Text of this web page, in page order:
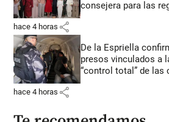
consejera para las
hace 4 horas share
De la Espriella
presos vinculados a
“control total” de las
hace 4 horas share